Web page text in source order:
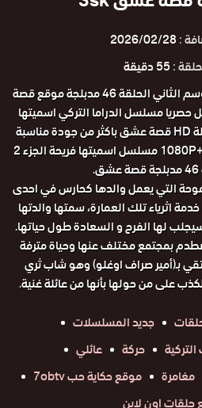
:
2026/02/28
:55 دقيقة
مسلسل اسميتها فريحة 2 الموسم الثاني الحلقة 46 مدبلجة موقع قصة
مسلسل الدراما التركي اسميتها
فريحة 2 مدبلج الحلقة 46 كاملة HD قصة عشق باكثر من جودة مناسبة
للجوال 1080P+720P+480P+360P مسلسل اسميتها فريحة الجزء 2
التي يعمل والدها كحارس في احدى
اثرياء تلك العمارة، سمتها والدتها
لها الفرح و السعادة طول حياتها.
بمجتمع مختلف عنها وحياة مترفة
بـ(أمير صراف اوغلو) وهو شاب ثري
على من حولها بأنها من عائلة غنية.
جديد المسلسلات
حركة
عائلي
مغامرة
موقع حكاية حب 7obtv
اون لاين